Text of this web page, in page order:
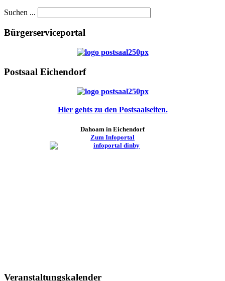
Suchen ...
Bürgerserviceportal
Postsaal Eichendorf
Hier gehts zu den Postsaalseiten.
Dahoam in Eichendorf
Zum Infoportal
Veranstaltungskalender